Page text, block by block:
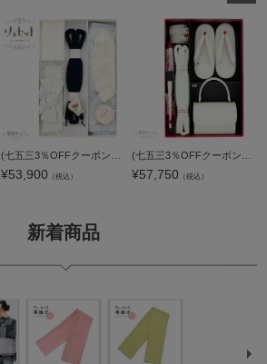
¥53,900 （税込） ¥57,750 （税込）
新着商品
ジト
ップ
へ